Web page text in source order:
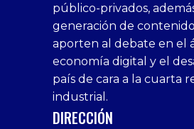
bonus
veren
siteler
1xbet
deneme
bonusu
veren
giriş
1xbet
giriş
tarafbet
giriş
Deneme
bonusu
veren
siteler
on
webcam
Cumshots
Tits
Free
Amateur
Porn
veren
siteler
público-privados,
generación de
aporten al debate en el
economía digital y el
país de cara a la cuarta
industrial.
DIRECCIÓN